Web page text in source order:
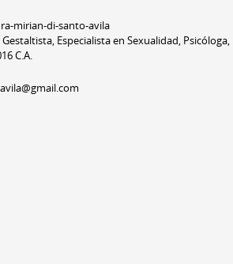
mirian-di-santo-avila
Especialista en Sexualidad, Psicóloga,
C.A.